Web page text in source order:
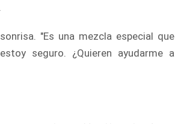
"Es una mezcla especial que
seguro. ¿Quieren ayudarme a